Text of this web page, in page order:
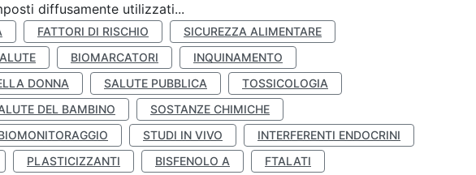
diffusamente utilizzati...
FATTORI DI RISCHIO
SICUREZZA ALIMENTARE
BIOMARCATORI
INQUINAMENTO
DONNA SALUTE PUBBLICA
TOSSICOLOGIA
DEL BAMBINO
SOSTANZE CHIMICHE
STUDI IN VIVO
INTERFERENTI ENDOCRINI
PLASTICIZZANTI BISFENOLO A
FTALATI